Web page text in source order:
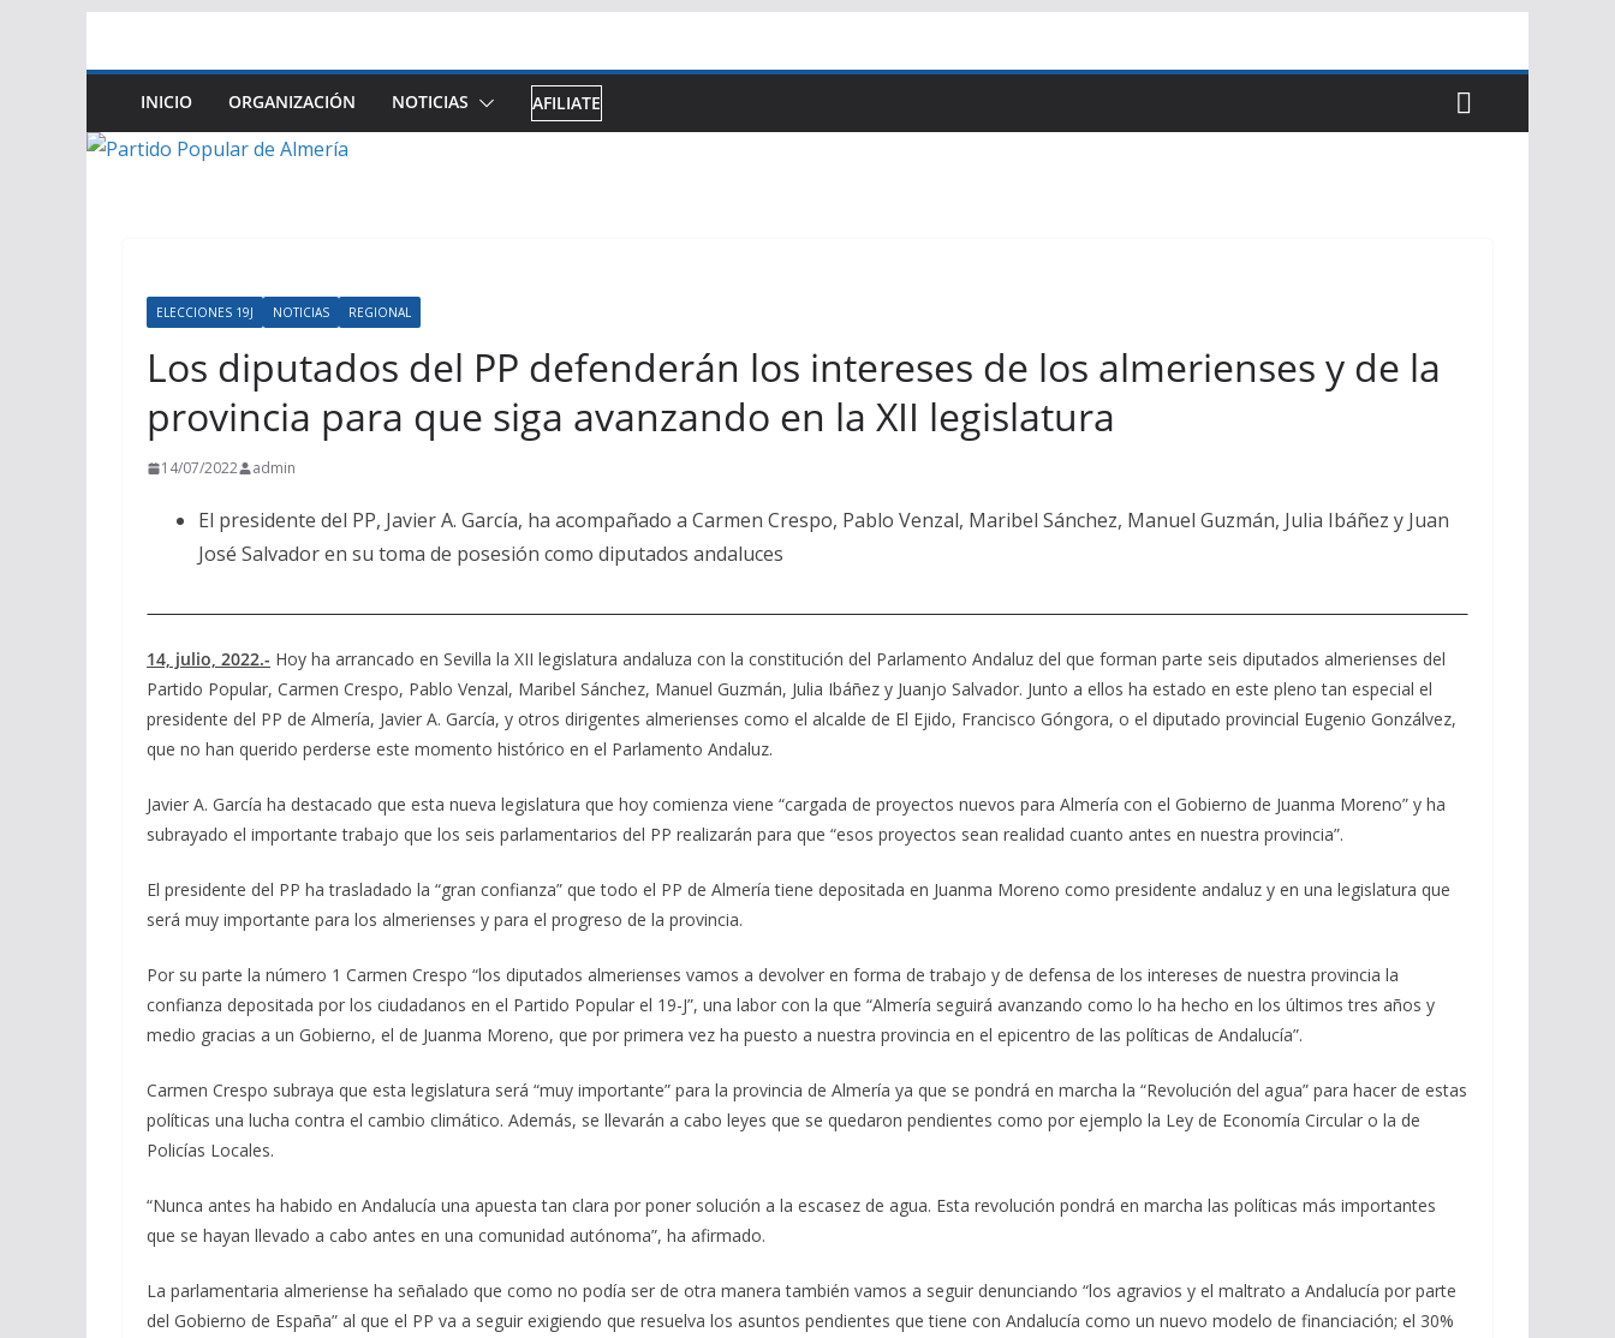
contenido
INICIO ORGANIZACIÓN NOTICIAS AFILIATE
ELECCIONES 19J NOTICIAS REGIONAL
Los diputados del PP defenderán los intereses de los almerienses y de la
provincia para que siga avanzando en la XII legislatura
14/07/2022 admin
El presidente del PP, Javier A. García, ha acompañado a Carmen Crespo, Pablo Venzal, Maribel Sánchez, Manuel Guzmán, Julia Ibáñez y Juan
José Salvador en su toma de posesión como diputados andaluces
14, julio, 2022.- Hoy ha arrancado en Sevilla la XII legislatura andaluza con la constitución del Parlamento Andaluz del que forman parte seis diputados almerienses del
Partido Popular, Carmen Crespo, Pablo Venzal, Maribel Sánchez, Manuel Guzmán, Julia Ibáñez y Juanjo Salvador. Junto a ellos ha estado en este pleno tan especial el
presidente del PP de Almería, Javier A. García, y otros dirigentes almerienses como el alcalde de El Ejido, Francisco Góngora, o el diputado provincial Eugenio Gonzálvez,
que no han querido perderse este momento histórico en el Parlamento Andaluz.
Javier A. García ha destacado que esta nueva legislatura que hoy comienza viene “cargada de proyectos nuevos para Almería con el Gobierno de Juanma Moreno” y ha
subrayado el importante trabajo que los seis parlamentarios del PP realizarán para que “esos proyectos sean realidad cuanto antes en nuestra provincia”.
El presidente del PP ha trasladado la “gran confianza” que todo el PP de Almería tiene depositada en Juanma Moreno como presidente andaluz y en una legislatura que
será muy importante para los almerienses y para el progreso de la provincia.
Por su parte la número 1 Carmen Crespo “los diputados almerienses vamos a devolver en forma de trabajo y de defensa de los intereses de nuestra provincia la
confianza depositada por los ciudadanos en el Partido Popular el 19-J”, una labor con la que “Almería seguirá avanzando como lo ha hecho en los últimos tres años y
medio gracias a un Gobierno, el de Juanma Moreno, que por primera vez ha puesto a nuestra provincia en el epicentro de las políticas de Andalucía”.
Carmen Crespo subraya que esta legislatura será “muy importante” para la provincia de Almería ya que se pondrá en marcha la “Revolución del agua” para hacer de estas
políticas una lucha contra el cambio climático. Además, se llevarán a cabo leyes que se quedaron pendientes como por ejemplo la Ley de Economía Circular o la de
Policías Locales.
“Nunca antes ha habido en Andalucía una apuesta tan clara por poner solución a la escasez de agua. Esta revolución pondrá en marcha las políticas más importantes
que se hayan llevado a cabo antes en una comunidad autónoma”, ha afirmado.
La parlamentaria almeriense ha señalado que como no podía ser de otra manera también vamos a seguir denunciando “los agravios y el maltrato a Andalucía por parte
del Gobierno de España” al que el PP va a seguir exigiendo que resuelva los asuntos pendientes que tiene con Andalucía como un nuevo modelo de financiación; el 30%